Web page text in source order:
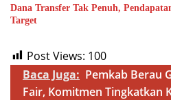
Dana Transfer Tak Penuh,
Target
Post Views: 100
Baca Juga: Pemkab Berau
Fair, Komitmen Tingkatkan